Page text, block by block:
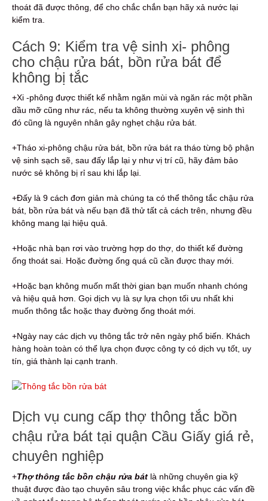
thoát đã được thông, để cho chắc chắn bạn hãy xả nước lại
kiểm tra.
Cách 9: Kiểm tra vệ sinh xi- phông
cho chậu rửa bát, bồn rửa bát để
không bị tắc
+Xi -phông được thiết kế nhằm ngăn mùi và ngăn rác một phần
dầu mỡ cũng như rác, nếu ta không thường xuyên vệ sinh thì
đó cũng là nguyên nhân gây nghẹt chậu rửa bát.
+Tháo xi-phông chậu rửa bát, bồn rửa bát ra tháo từng bộ phận
vệ sinh sạch sẽ, sau đấy lắp lại y như vị trí cũ, hãy đảm bảo
nước sẻ không bị rỉ sau khi lắp lại.
+Đấy là 9 cách đơn giản mà chúng ta có thể thông tắc chậu rửa
bát, bồn rửa bát và nếu bạn đã thử tất cả cách trên, nhưng đều
không mang lại hiệu quả.
+Hoặc nhà bạn rơi vào trường hợp do thợ, do thiết kế đường
ống thoát sai. Hoặc đường ống quá cũ cần được thay mới.
+Hoặc bạn không muốn mất thời gian bạn muốn nhanh chóng
và hiệu quả hơn. Gọi dịch vụ là sự lựa chọn tối ưu nhất khi
muốn thông tắc hoặc thay đường ống thoát mới.
+Ngày nay các dịch vụ thông tắc trở nên ngày phổ biến. Khách
hàng hoàn toàn có thể lựa chọn được công ty có dịch vụ tốt, uy
tín, giá thành lại cạnh tranh.
Dịch vụ cung cấp thợ thông tắc bồn
chậu rửa bát tại quận Cầu Giấy giá rẻ,
chuyên nghiệp
+Thợ thông tắc bồn chậu rửa bát là những chuyên gia kỹ
thuật được đào tạo chuyên sâu trong việc khắc phục các vấn đề